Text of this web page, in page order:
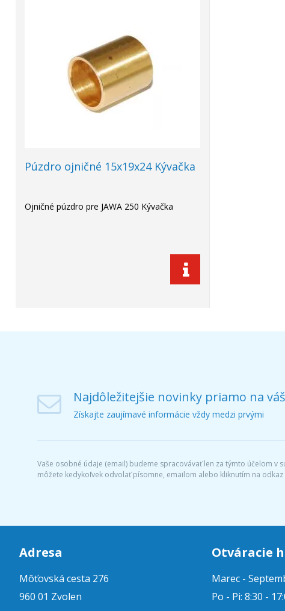
Púzdro ojničné 15x19x24 Kývačka
Ojničné púzdro pre JAWA 250 Kývačka
Najdôležitejšie novinky priamo na
Získajte zaujímavé informácie vždy medzi prvými
Vaše osobné údaje (email) budeme spracovávať len za týmto účelom v
môžete kedykoľvek odvolať písomne, emailom alebo kliknutím na
Adresa
Môťovská cesta 276
960 01 Zvolen
Otváracie
Marec -
Po - Pi: 8:30 -